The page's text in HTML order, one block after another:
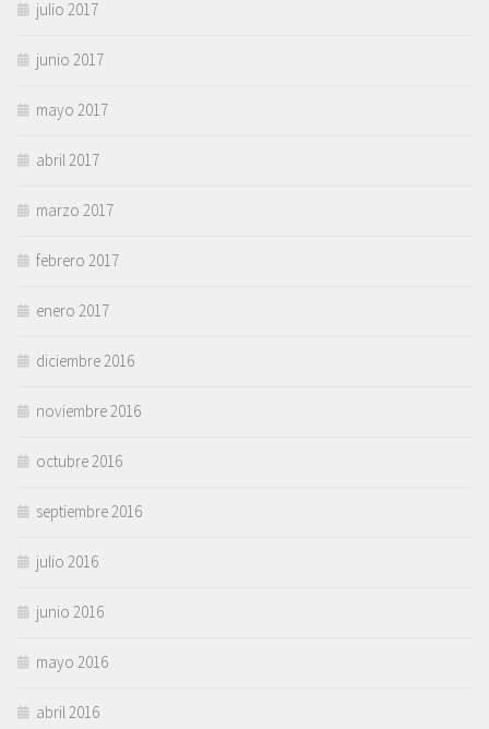
julio 2017
junio 2017
mayo 2017
abril 2017
marzo 2017
febrero 2017
enero 2017
diciembre 2016
noviembre 2016
octubre 2016
septiembre 2016
julio 2016
junio 2016
mayo 2016
abril 2016